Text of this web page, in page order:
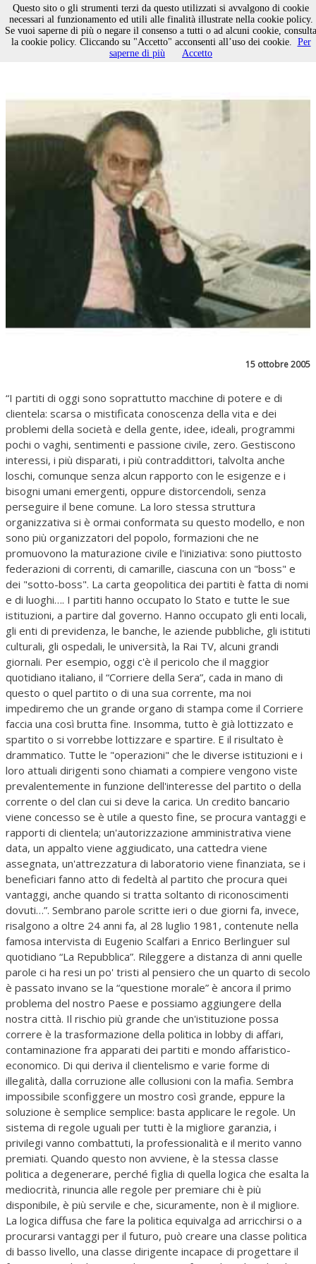
Questione morale
15 ottobre 2005
“I partiti di oggi sono soprattutto macchine di potere e di
clientela: scarsa o mistificata conoscenza della vita e dei
problemi della società e della gente, idee, ideali, programmi
pochi o vaghi, sentimenti e passione civile, zero. Gestiscono
interessi, i più disparati, i più contraddittori, talvolta anche
loschi, comunque senza alcun rapporto con le esigenze e i
bisogni umani emergenti, oppure distorcendoli, senza
perseguire il bene comune. La loro stessa struttura
organizzativa si è ormai conformata su questo modello, e non
sono più organizzatori del popolo, formazioni che ne
promuovono la maturazione civile e l'iniziativa: sono piuttosto
federazioni di correnti, di camarille, ciascuna con un "boss" e
dei "sotto-boss". La carta geopolitica dei partiti è fatta di nomi
e di luoghi…. I partiti hanno occupato lo Stato e tutte le sue
istituzioni, a partire dal governo. Hanno occupato gli enti locali,
gli enti di previdenza, le banche, le aziende pubbliche, gli istituti
culturali, gli ospedali, le università, la Rai TV, alcuni grandi
giornali. Per esempio, oggi c'è il pericolo che il maggior
quotidiano italiano, il “Corriere della Sera”, cada in mano di
questo o quel partito o di una sua corrente, ma noi
impediremo che un grande organo di stampa come il Corriere
faccia una così brutta fine. Insomma, tutto è già lottizzato e
spartito o si vorrebbe lottizzare e spartire. E il risultato è
drammatico. Tutte le "operazioni" che le diverse istituzioni e i
loro attuali dirigenti sono chiamati a compiere vengono viste
prevalentemente in funzione dell'interesse del partito o della
corrente o del clan cui si deve la carica. Un credito bancario
viene concesso se è utile a questo fine, se procura vantaggi e
rapporti di clientela; un'autorizzazione amministrativa viene
data, un appalto viene aggiudicato, una cattedra viene
assegnata, un'attrezzatura di laboratorio viene finanziata, se i
beneficiari fanno atto di fedeltà al partito che procura quei
vantaggi, anche quando si tratta soltanto di riconoscimenti
dovuti…”. Sembrano parole scritte ieri o due giorni fa, invece,
risalgono a oltre 24 anni fa, al 28 luglio 1981, contenute nella
famosa intervista di Eugenio Scalfari a Enrico Berlinguer sul
quotidiano “La Repubblica”. Rileggere a distanza di anni quelle
parole ci ha resi un po' tristi al pensiero che un quarto di secolo
è passato invano se la “questione morale” è ancora il primo
problema del nostro Paese e possiamo aggiungere della
nostra città. Il rischio più grande che un'istituzione possa
correre è la trasformazione della politica in lobby di affari,
contaminazione fra apparati dei partiti e mondo affaristico-
economico. Di qui deriva il clientelismo e varie forme di
illegalità, dalla corruzione alle collusioni con la mafia. Sembra
impossibile sconfiggere un mostro così grande, eppure la
soluzione è semplice semplice: basta applicare le regole. Un
sistema di regole uguali per tutti è la migliore garanzia, i
privilegi vanno combattuti, la professionalità e il merito vanno
premiati. Quando questo non avviene, è la stessa classe
politica a degenerare, perché figlia di quella logica che esalta la
mediocrità, rinuncia alle regole per premiare chi è più
disponibile, è più servile e che, sicuramente, non è il migliore.
La logica diffusa che fare la politica equivalga ad arricchirsi o a
procurarsi vantaggi per il futuro, può creare una classe politica
di basso livello, una classe dirigente incapace di progettare il
Questo sito o gli strumenti terzi da questo utilizzati si avvalgono di cookie
necessari al funzionamento ed utili alle finalità illustrate nella cookie policy.
Se vuoi saperne di più o negare il consenso a tutti o ad alcuni cookie, consulta
la cookie policy. Cliccando su "Accetto" acconsenti all’uso dei cookie. Per
saperne di più
Accetto